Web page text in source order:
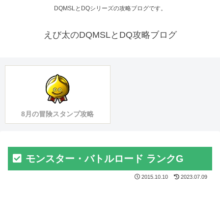
DQMSLとDQシリーズの攻略ブログです。
えび太のDQMSLとDQ攻略ブログ
8月の冒険スタンプ攻略
モンスター・バトルロード ランクG
2015.10.10 2023.07.09